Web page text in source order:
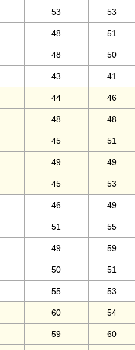
53 53
48 51
48 50
43 41
44 46
48 48
45 51
49 49
45 53
46 49
51 55
49 59
50 51
55 53
60 54
59 60